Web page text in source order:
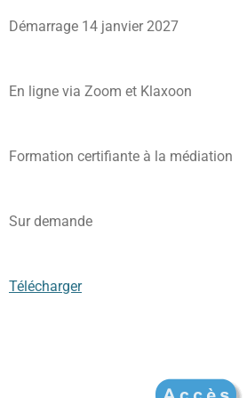
Démarrage 14 janvier 2027
En ligne via Zoom et Klaxoon
Formation certifiante à la médiation
Sur demande
Télécharger